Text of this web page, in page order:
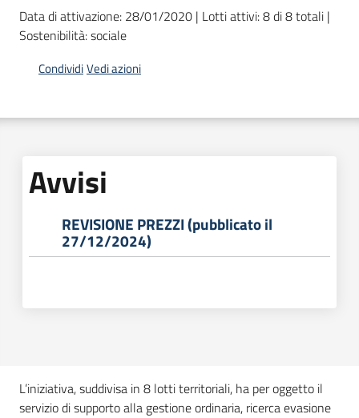
acquisto
Supporto
su
Data di attivazione: 28/01/2020 | Lotti attivi: 8 di 8 totali |
Sostenibilità: sociale
CondividiVedi azioni
Avvisi
REVISIONE PREZZI (pubblicato il
27/12/2024)
L’iniziativa, suddivisa in 8 lotti territoriali, ha per oggetto il
servizio di supporto alla gestione ordinaria, ricerca evasione